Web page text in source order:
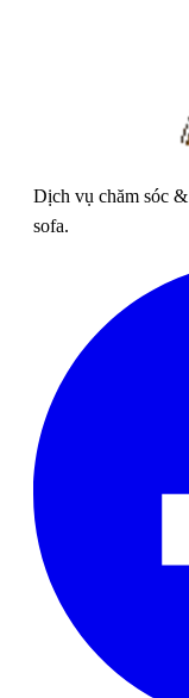
Dịch vụ chăm sóc
sofa.